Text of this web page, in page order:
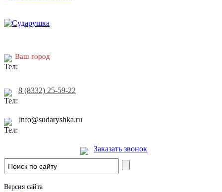
Ваш город
8 (8332) 25-59-22
info@sudaryshka.ru
Заказать звонок
Версия сайта